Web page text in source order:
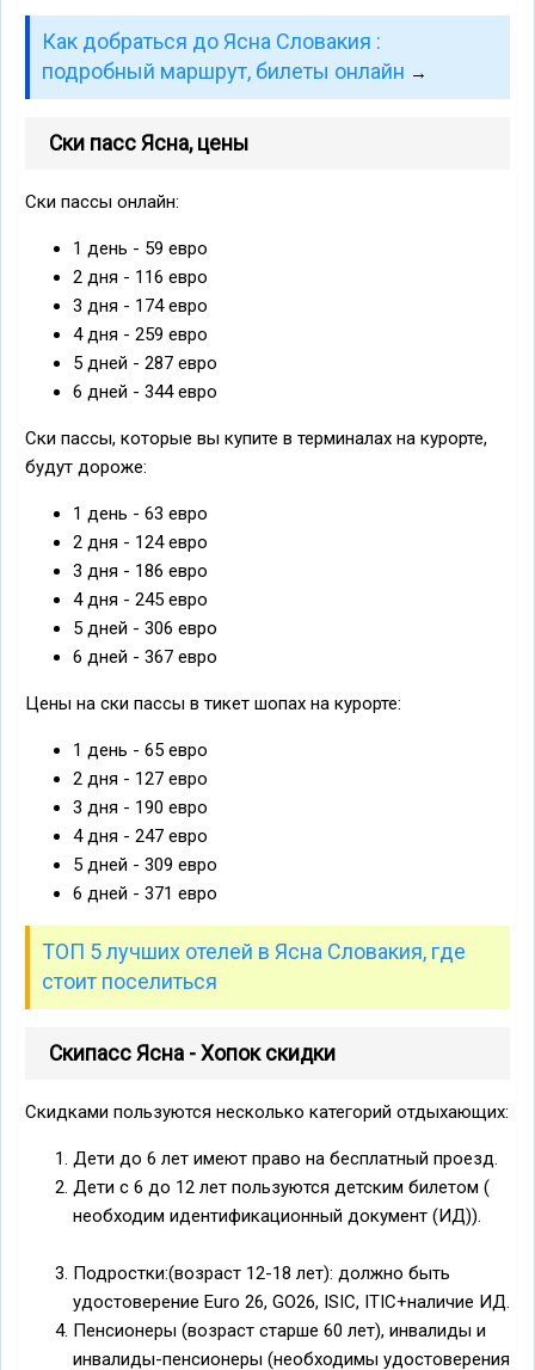
Как добраться до Ясна Словакия :
подробный маршрут, билеты онлайн →
Ски пасс Ясна, цены
Ски пассы онлайн:
1 день - 59 евро
2 дня - 116 евро
3 дня - 174 евро
4 дня - 259 евро
5 дней - 287 евро
6 дней - 344 евро
Ски пассы, которые вы купите в терминалах на курорте,
будут дороже:
1 день - 63 евро
2 дня - 124 евро
3 дня - 186 евро
4 дня - 245 евро
5 дней - 306 евро
6 дней - 367 евро
Цены на ски пассы в тикет шопах на курорте:
1 день - 65 евро
2 дня - 127 евро
3 дня - 190 евро
4 дня - 247 евро
5 дней - 309 евро
6 дней - 371 евро
ТОП 5 лучших отелей в Ясна Словакия, где
стоит поселиться
Скипасс Ясна - Хопок скидки
Скидками пользуются несколько категорий отдыхающих:
Дети до 6 лет имеют право на бесплатный проезд.
Дети с 6 до 12 лет пользуются детским билетом (
необходим идентификационный документ (ИД)).
Подростки:(возраст 12-18 лет): должно быть
удостоверение Euro 26, GO26, ISIC, ITIC+наличие ИД.
Пенсионеры (возраст старше 60 лет), инвалиды и
инвалиды-пенсионеры (необходимы удостоверения